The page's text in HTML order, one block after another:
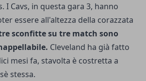
I Cavs, in questa gara 3, hanno
essere all'altezza della corazzata
sconfitte su tre match sono
Cleveland ha già fatto
mesi fa, stavolta è costretta a
stessa.